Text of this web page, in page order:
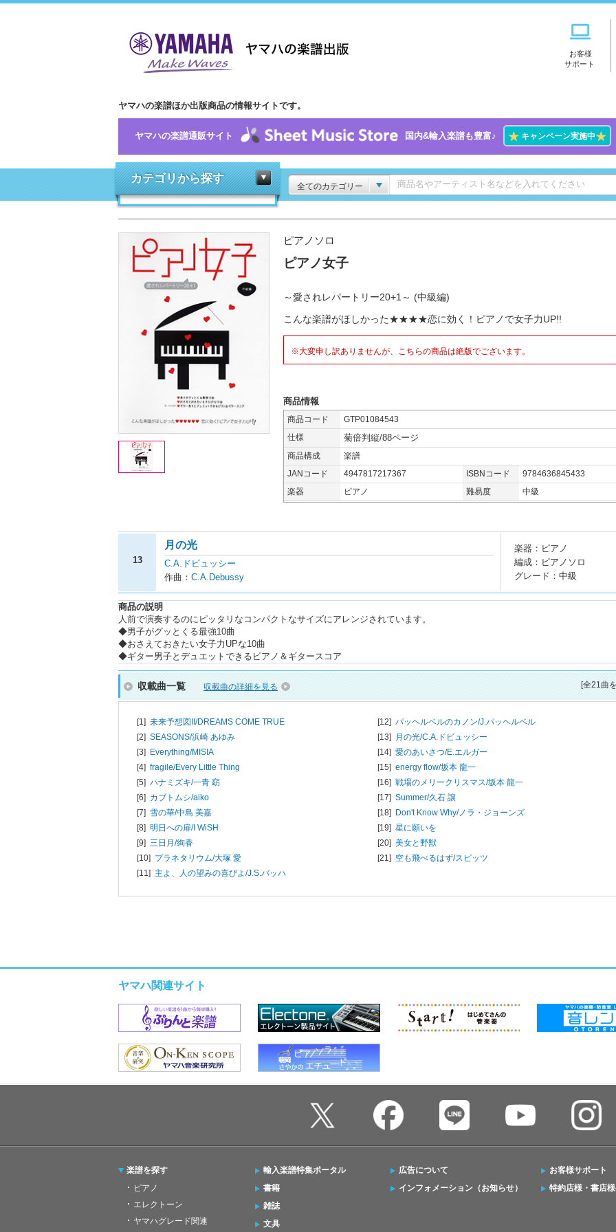
お客様
サポート
ヤマハの楽譜ほか出版商品の情報サイトです。
ヤマハの楽譜通販サイト 国内&輸入楽譜も豊富♪ ★キャンペーン実施中★
カテゴリから探す
全てのカテゴリー
ピアノソロ
ピアノ女子
～愛されレパートリー20+1～ (中級編)
こんな楽譜がほしかった★★★★恋に効く！ピアノで女子力UP!!
※大変申し訳ありませんが、こちらの商品は絶版でございます。
商品情報
商品コード
GTP01084543
仕様
菊倍判縦/88ページ
商品構成
楽譜
JANコード
4947817217367 ISBNコード
9784636845433
楽器
ピアノ 難易度 中級
13
月の光
C.A.ドビュッシー
作曲： C.A.Debussy
楽器：ピアノ
編成：ピアノソロ
グレード：中級
商品の説明
人前で演奏するのにピッタリなコンパクトなサイズにアレンジされています。
◆男子がグッとくる最強10曲
◆おさえておきたい女子力UPな10曲
◆ギター男子とデュエットできるピアノ＆ギタースコア
収載曲一覧 収載曲の詳細を見る [全21曲
[1] 未来予想図II/DREAMS COME TRUE
[2] SEASONS/浜崎 あゆみ
[3] Everything/MISIA
[4] fragile/Every Little Thing
[5] ハナミズキ/一青 窈
[6] カブトムシ/aiko
[7] 雪の華/中島 美嘉
[8] 明日への扉/I WiSH
[9] 三日月/絢香
[10] プラネタリウム/大塚 愛
[11] 主よ、人の望みの喜びよ/J.S.バッハ
[12] パッヘルベルのカノン/J.パッヘルベル
[13] 月の光/C.A.ドビュッシー
[14] 愛のあいさつ/E.エルガー
[15] energy flow/坂本 龍一
[16] 戦場のメリークリスマス/坂本 龍一
[17] Summer/久石 譲
[18] Don't Know Why/ノラ・ジョーンズ
[19] 星に願いを
[20] 美女と野獣
[21] 空も飛べるはず/スピッツ
ヤマハ関連サイト
楽譜を探す
ピアノ
エレクトーン
ヤマハグレード関連
輸入楽譜特集ポータル
書籍
雑誌
文具
広告について
インフォメーション（お知らせ）
お客様サポート
特約店様・書店